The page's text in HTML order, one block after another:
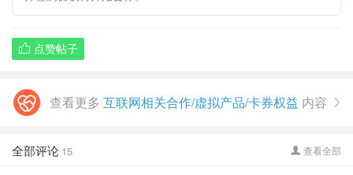
 点赞帖子
查看更多 互联网相关合作/虚拟产品/卡券权益 内容 
 查看全部
全部评论 15